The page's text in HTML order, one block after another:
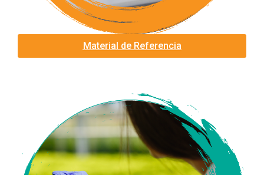
Material de Referencia